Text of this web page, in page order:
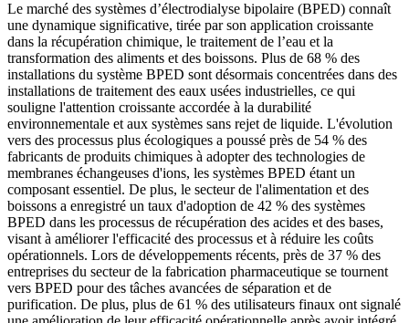
Le marché des systèmes d’électrodialyse bipolaire (BPED) connaît
une dynamique significative, tirée par son application croissante
dans la récupération chimique, le traitement de l’eau et la
transformation des aliments et des boissons. Plus de 68 % des
installations du système BPED sont désormais concentrées dans des
installations de traitement des eaux usées industrielles, ce qui
souligne l'attention croissante accordée à la durabilité
environnementale et aux systèmes sans rejet de liquide. L'évolution
vers des processus plus écologiques a poussé près de 54 % des
fabricants de produits chimiques à adopter des technologies de
membranes échangeuses d'ions, les systèmes BPED étant un
composant essentiel. De plus, le secteur de l'alimentation et des
boissons a enregistré un taux d'adoption de 42 % des systèmes
BPED dans les processus de récupération des acides et des bases,
visant à améliorer l'efficacité des processus et à réduire les coûts
opérationnels. Lors de développements récents, près de 37 % des
entreprises du secteur de la fabrication pharmaceutique se tournent
vers BPED pour des tâches avancées de séparation et de
purification. De plus, plus de 61 % des utilisateurs finaux ont signalé